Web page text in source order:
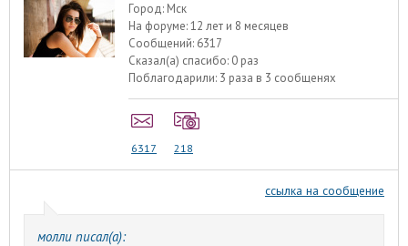
Город: Мск
На форуме:12 лет и 8 месяцев
Сообщений: 6317
Сказал(а) спасибо: 0 раз
Поблагодарили: 3 раза в 3 сообщенях
6317 218
ссылка на сообщение
молли писал(а):